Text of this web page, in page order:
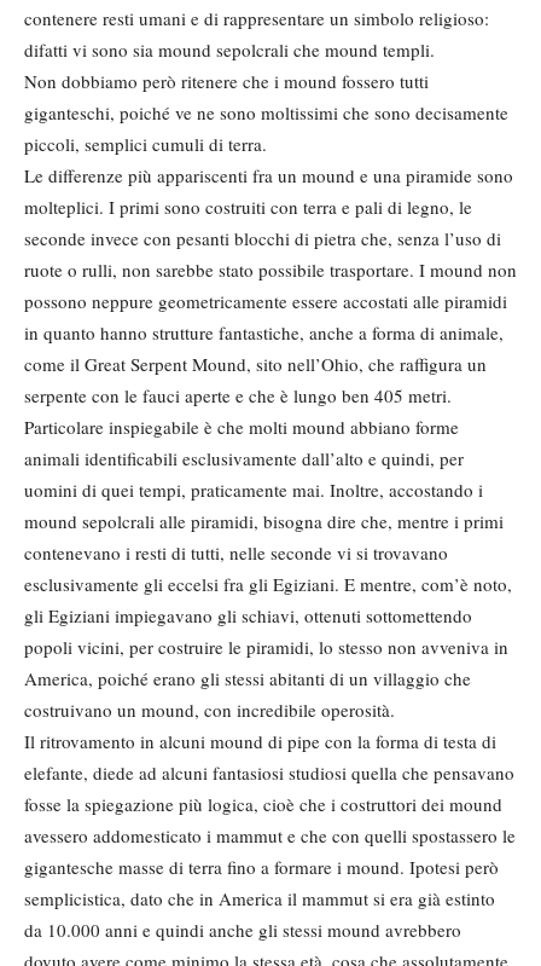
contenere resti umani e di rappresentare un simbolo religioso:
difatti vi sono sia mound sepolcrali che mound templi.
Non dobbiamo però ritenere che i mound fossero tutti
giganteschi, poiché ve ne sono moltissimi che sono decisamente
piccoli, semplici cumuli di terra.
Le differenze più appariscenti fra un mound e una piramide sono
molteplici. I primi sono costruiti con terra e pali di legno, le
seconde invece con pesanti blocchi di pietra che, senza l’uso di
ruote o rulli, non sarebbe stato possibile trasportare. I mound non
possono neppure geometricamente essere accostati alle piramidi
in quanto hanno strutture fantastiche, anche a forma di animale,
come il Great Serpent Mound, sito nell’Ohio, che raffigura un
serpente con le fauci aperte e che è lungo ben 405 metri.
Particolare inspiegabile è che molti mound abbiano forme
animali identificabili esclusivamente dall’alto e quindi, per
uomini di quei tempi, praticamente mai. Inoltre, accostando i
mound sepolcrali alle piramidi, bisogna dire che, mentre i primi
contenevano i resti di tutti, nelle seconde vi si trovavano
esclusivamente gli eccelsi fra gli Egiziani. E mentre, com’è noto,
gli Egiziani impiegavano gli schiavi, ottenuti sottomettendo
popoli vicini, per costruire le piramidi, lo stesso non avveniva in
America, poiché erano gli stessi abitanti di un villaggio che
costruivano un mound, con incredibile operosità.
Il ritrovamento in alcuni mound di pipe con la forma di testa di
elefante, diede ad alcuni fantasiosi studiosi quella che pensavano
fosse la spiegazione più logica, cioè che i costruttori dei mound
avessero addomesticato i mammut e che con quelli spostassero le
gigantesche masse di terra fino a formare i mound. Ipotesi però
semplicistica, dato che in America il mammut si era già estinto
da 10.000 anni e quindi anche gli stessi mound avrebbero
dovuto avere come minimo la stessa età, cosa che assolutamente